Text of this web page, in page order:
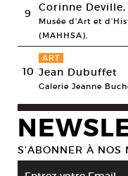
9 Corinne
Musée d’Art et
(MAHHSA),
10
ART
Jean Dubuffet
Galerie Jeanne
S’ABONNER À NOS